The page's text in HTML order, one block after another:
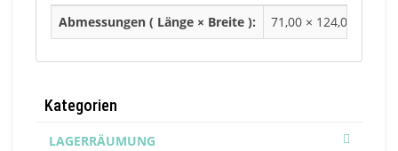
Abmessungen ( Länge × Breite ): 71,00 × 124,00 cm
Kategorien
LAGERRÄUMUNG